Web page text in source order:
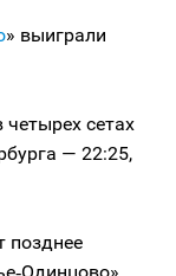
» выиграли
сетах
— 22:25,
позднее